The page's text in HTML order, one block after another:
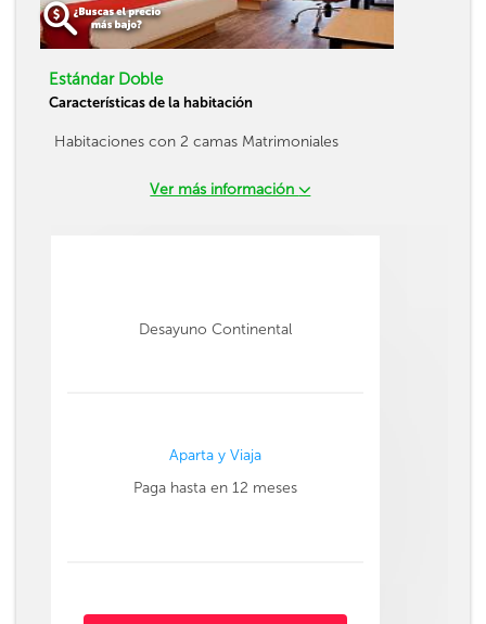
Estándar Doble
Características de la habitación
Habitaciones con 2 camas Matrimoniales
Ver más información
Desayuno Continental
Aparta y Viaja
Paga hasta en 12 meses